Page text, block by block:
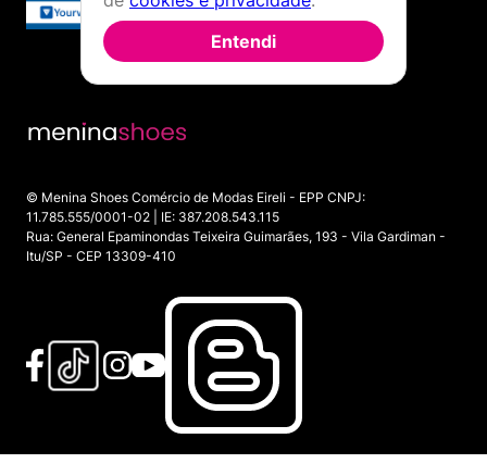
© Menina Shoes Comércio de Modas Eireli - EPP CNPJ:
11.785.555/0001-02 | IE: 387.208.543.115
Rua: General Epaminondas Teixeira Guimarães, 193 - Vila Gardiman -
Itu/SP - CEP 13309-410
Entendi